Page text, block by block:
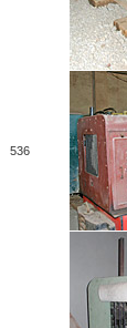
536